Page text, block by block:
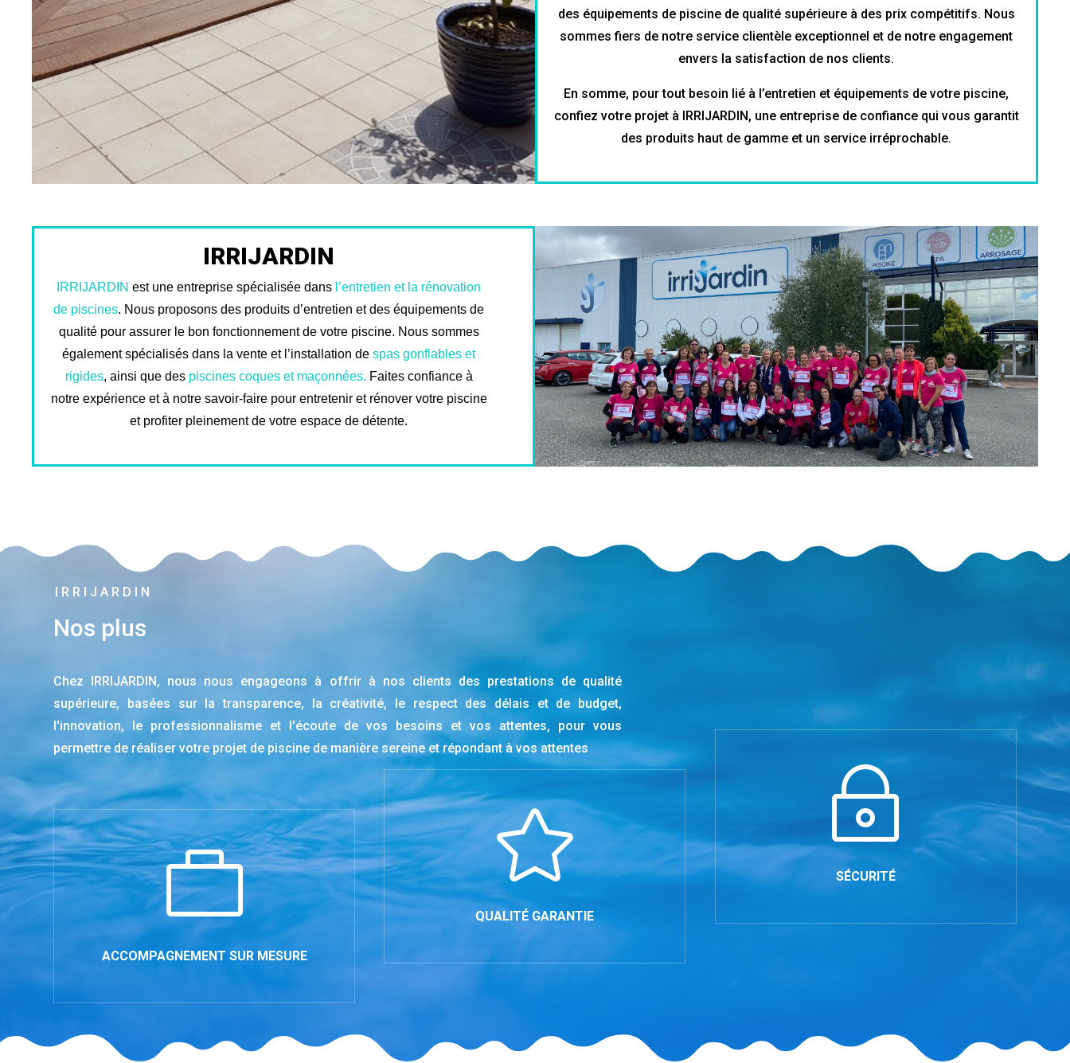
des équipements de piscine de qualité supérieure à des prix compétitifs. Nous
sommes fiers de notre service clientèle exceptionnel et de notre engagement
envers la satisfaction de nos clients.
En somme, pour tout besoin lié à l’entretien et équipements de votre piscine,
confiez votre projet à IRRIJARDIN, une entreprise de confiance qui vous garantit
des produits haut de gamme et un service irréprochable.
IRRIJARDIN
IRRIJARDIN est une entreprise spécialisée dans l’entretien et la rénovation
de piscines. Nous proposons des produits d’entretien et des équipements de
qualité pour assurer le bon fonctionnement de votre piscine. Nous sommes
également spécialisés dans la vente et l’installation de spas gonflables et
rigides, ainsi que des piscines coques et maçonnées. Faites confiance à
notre expérience et à notre savoir-faire pour entretenir et rénover votre piscine
et profiter pleinement de votre espace de détente.
IRRIJARDIN
Nos plus
Chez IRRIJARDIN, nous nous engageons à offrir à nos clients des prestations de qualité
supérieure, basées sur la transparence, la créativité, le respect des délais et de budget,
l'innovation, le professionnalisme et l'écoute de vos besoins et vos attentes, pour vous
permettre de réaliser votre projet de piscine de manière sereine et répondant à vos attentes

ACCOMPAGNEMENT SUR MESURE

QUALITÉ GARANTIE
~
SÉCURITÉ